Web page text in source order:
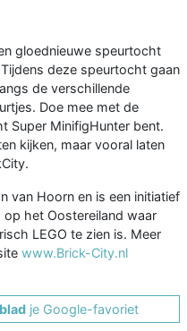
gloednieuwe speurtocht
deze speurtocht gaan
de verschillende
Doe mee met de
Super MinifigHunter bent.
kijken, maar vooral laten
van Hoorn en is een initiatief
het Oostereiland waar
LEGO te zien is. Meer
www.Brick-City.nl
je Google-favoriet